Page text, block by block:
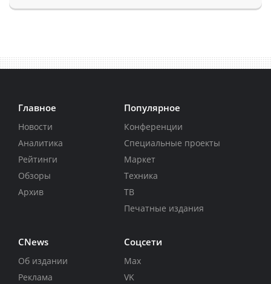
Главное
Новости
Аналитика
Рейтинги
Обзоры
Архив
Популярное
Конференции
Специальные проекты
Маркет
Техника
ТВ
Печатные издания
CNews
Об издании
Реклама
Соцсети
Max
VK